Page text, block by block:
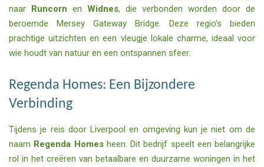
naar Runcorn en Widnes, die verbonden worden door de
beroemde Mersey Gateway Bridge. Deze regio’s bieden
prachtige uitzichten en een vleugje lokale charme, ideaal voor
wie houdt van natuur en een ontspannen sfeer.
Regenda Homes: Een Bijzondere
Verbinding
Tijdens je reis door Liverpool en omgeving kun je niet om de
naam Regenda Homesheen. Dit bedrijf speelt een belangrijke
rol in het creëren van betaalbare en duurzame woningen in het